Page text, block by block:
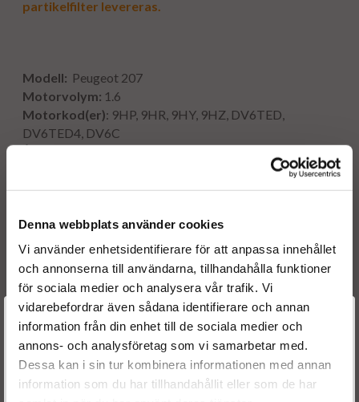
Denna webbplats använder cookies
Vi använder enhetsidentifierare för att anpassa innehållet
och annonserna till användarna, tillhandahålla funktioner
för sociala medier och analysera vår trafik. Vi
vidarebefordrar även sådana identifierare och annan
information från din enhet till de sociala medier och
annons- och analysföretag som vi samarbetar med.
Dessa kan i sin tur kombinera informationen med annan
information som du har tillhandahållit eller som de har
partikelfilter levereras.
Modell: Peugeot 207
Motorvolym: 1.6
Motorkod(er): 9HP, 9HR, 9HY, 9HZ, DV6TED,
DV6TED4, DV6C
Tillverkarens artikelnummer:
174076, 1731EQ, 174017, 1731JL, 18307806011,
1731XK, 173842174067, 9803421880,
174070174045174024, 1731XN, 173840,
173883173884, 174046, 174066, 174075,
9803421780, 173846, 73072, BM11188,
5901436589662
Välkommen till
Dieselspecialisten.se
För att förbättra din upplevelse på vår hemsida ber vi dig